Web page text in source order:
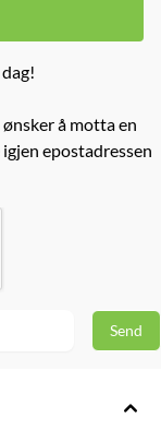
å motta en
epostadressen